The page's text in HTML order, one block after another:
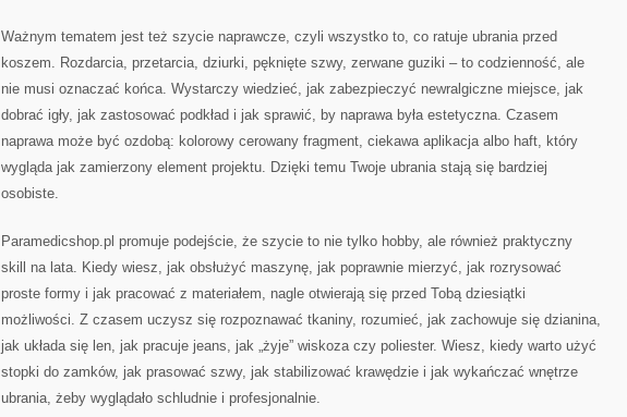
Ważnym tematem jest też szycie naprawcze, czyli wszystko to, co ratuje ubrania przed
koszem. Rozdarcia, przetarcia, dziurki, pęknięte szwy, zerwane guziki – to codzienność, ale
nie musi oznaczać końca. Wystarczy wiedzieć, jak zabezpieczyć newralgiczne miejsce, jak
dobrać igły, jak zastosować podkład i jak sprawić, by naprawa była estetyczna. Czasem
naprawa może być ozdobą: kolorowy cerowany fragment, ciekawa aplikacja albo haft, który
wygląda jak zamierzony element projektu. Dzięki temu Twoje ubrania stają się bardziej
osobiste.
Paramedicshop.pl promuje podejście, że szycie to nie tylko hobby, ale również praktyczny
skill na lata. Kiedy wiesz, jak obsłużyć maszynę, jak poprawnie mierzyć, jak rozrysować
proste formy i jak pracować z materiałem, nagle otwierają się przed Tobą dziesiątki
możliwości. Z czasem uczysz się rozpoznawać tkaniny, rozumieć, jak zachowuje się dzianina,
jak układa się len, jak pracuje jeans, jak „żyje” wiskoza czy poliester. Wiesz, kiedy warto użyć
stopki do zamków, jak prasować szwy, jak stabilizować krawędzie i jak wykańczać wnętrze
ubrania, żeby wyglądało schludnie i profesjonalnie.